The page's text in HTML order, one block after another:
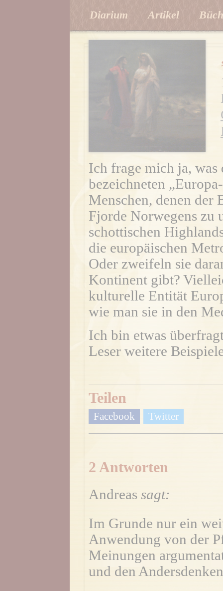
Diarium Artikel
Ich frage mich ja,
bezeichneten
Menschen, denen der
Fjorde Norwegens zu
schottischen
die europäischen
Oder zweifeln sie
Kontinent gibt?
kulturelle Entität
wie man sie in den
Ich bin etwas
Leser weitere
Teilen
Facebook Twitter
2 Antworten
Andreas sagt:
Im Grunde nur ein
Anwendung von der
Meinungen
und den